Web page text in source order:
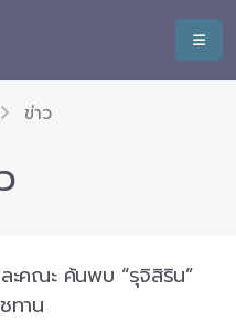
ข่าว
ะคณะ ค้นพบ “รุจิสิริน”
ทาน